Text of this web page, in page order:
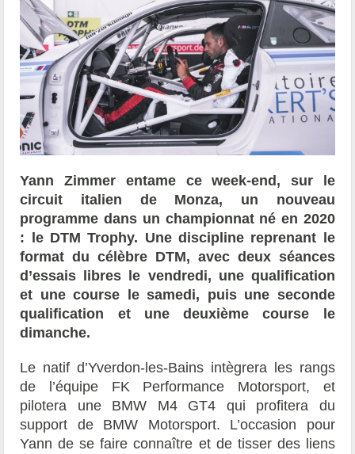
Yann Zimmer entame ce week-end, sur le
circuit italien de Monza, un nouveau
programme dans un championnat né en 2020
: le DTM Trophy. Une discipline reprenant le
format du célèbre DTM, avec deux séances
d’essais libres le vendredi, une qualification
et une course le samedi, puis une seconde
qualification et une deuxième course le
dimanche.
Le natif d’Yverdon-les-Bains intègrera les rangs
de l’équipe FK Performance Motorsport, et
pilotera une BMW M4 GT4 qui profitera du
support de BMW Motorsport. L’occasion pour
Yann de se faire connaître et de tisser des liens